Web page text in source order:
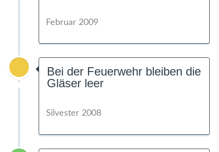
Februar 2009
Bei der Feuerwehr bleiben die
Gläser leer
Silvester 2008